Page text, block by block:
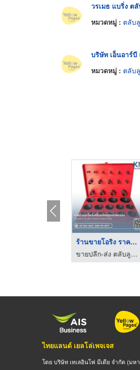
วรเมธ แบริ่ง ต
หมวดหมู่ : ตลับ
บริษัท เอ็นอาร์บี
หมวดหมู่ : ตลับ
ร้านขายโอริง ราคาถูก
ขายปลีก-ส่ง ตลับลูกปืนอุตสาหกรรม นครปฐม
ไทยแลนด์ เยลโล่เพจเจส
โดย บริษัท เทเลอินโฟ มีเดีย จำกัด (ม